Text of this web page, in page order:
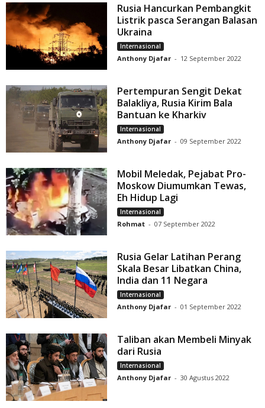
Rusia Hancurkan Pembangkit
Listrik pasca Serangan Balasan
Ukraina
Internasional
Anthony Djafar - 12 September 2022
Pertempuran Sengit Dekat
Balakliya, Rusia Kirim Bala
Bantuan ke Kharkiv
Internasional
Anthony Djafar - 09 September 2022
Mobil Meledak, Pejabat Pro-
Moskow Diumumkan Tewas,
Eh Hidup Lagi
Internasional
Rohmat - 07 September 2022
Rusia Gelar Latihan Perang
Skala Besar Libatkan China,
India dan 11 Negara
Internasional
Anthony Djafar - 01 September 2022
Taliban akan Membeli Minyak
dari Rusia
Internasional
Anthony Djafar - 30 Agustus 2022